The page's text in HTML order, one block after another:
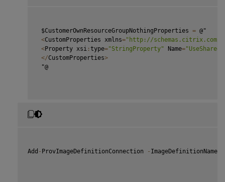
$CustomerOwnResourceGroupNothingProperties = @"
<CustomProperties xmlns="http://schemas.citrix.com/
<Property xsi :type="StringProperty" Name=
</CustomProperties>
"@
Add - ProvImageDefinitionConnection - ImageDefinitionName